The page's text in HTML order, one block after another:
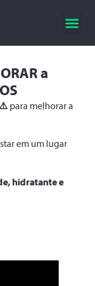
a
⚠️ para melhorar a
em um lugar
hidratante e